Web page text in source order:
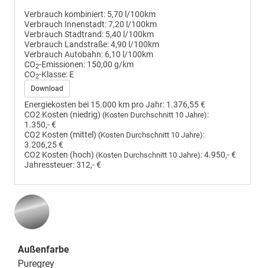
Verbrauch kombiniert: 5,70 l/100km
Verbrauch Innenstadt:7,20 l/100km
Verbrauch Stadtrand: 5,40 l/100km
Verbrauch Landstraße:4,90 l/100km
Verbrauch Autobahn: 6,10 l/100km
CO2-Emissionen: 150,00 g/km
CO2-Klasse: E
Download
Energiekosten bei 15.000 km pro Jahr: 1.376,55 €
CO2 Kosten (niedrig) (Kosten Durchschnitt 10 Jahre):
1.350,- €
CO2 Kosten (mittel) (Kosten Durchschnitt 10 Jahre):
3.206,25 €
CO2 Kosten (hoch) (Kosten Durchschnitt 10 Jahre):4.950,- €
Jahressteuer:312,- €
Außenfarbe
Puregrey